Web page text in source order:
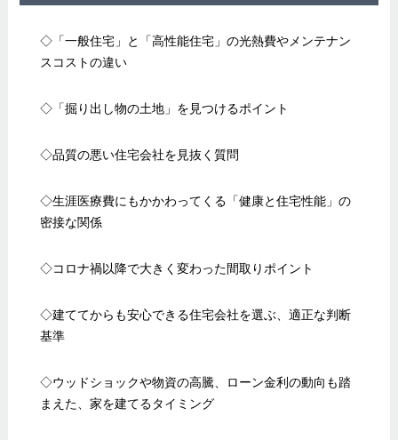
◇「一般住宅」と「高性能住宅」の光熱費やメンテナン
スコストの違い
◇「掘り出し物の土地」を見つけるポイント
◇品質の悪い住宅会社を見抜く質問
◇生涯医療費にもかかわってくる「健康と住宅性能」の
密接な関係
◇コロナ禍以降で大きく変わった間取りポイント
◇建ててからも安心できる住宅会社を選ぶ、適正な判断
基準
◇ウッドショックや物資の高騰、ローン金利の動向も踏
まえた、家を建てるタイミング